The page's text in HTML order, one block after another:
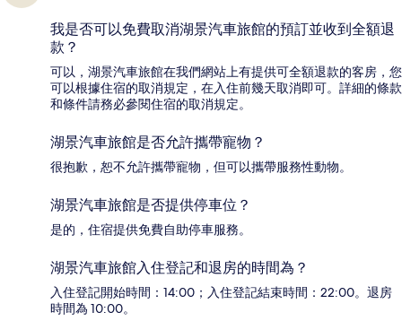
我是否可以免費取消湖景汽車旅館的預訂並收到全額退
款？
可以，湖景汽車旅館在我們網站上有提供可全額退款的客房，您
可以根據住宿的取消規定，在入住前幾天取消即可。詳細的條款
和條件請務必參閱住宿的取消規定。
湖景汽車旅館是否允許攜帶寵物？
很抱歉，恕不允許攜帶寵物，但可以攜帶服務性動物。
湖景汽車旅館是否提供停車位？
是的，住宿提供免費自助停車服務。
湖景汽車旅館入住登記和退房的時間為？
入住登記開始時間：14:00；入住登記結束時間：22:00。退房
時間為 10:00。